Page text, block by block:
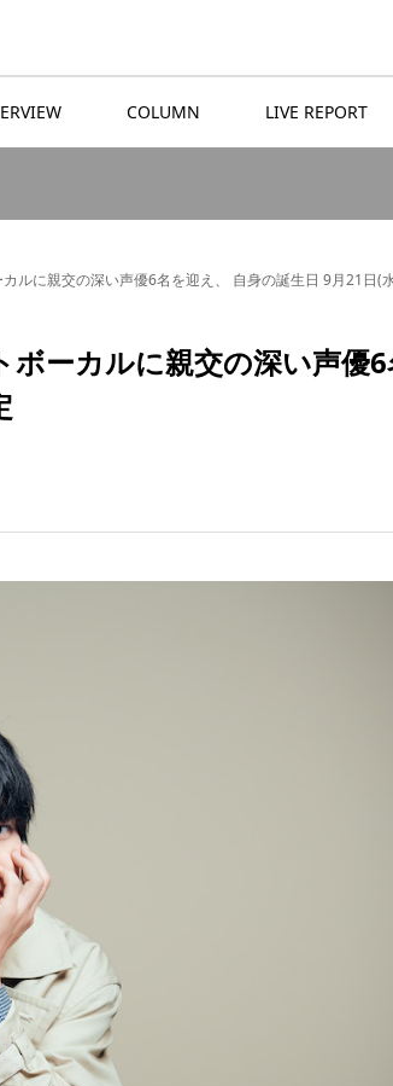
COLUMN LIVE REPORT
ルに親交の深い声優6名を迎え、 自身の誕生日 9月21日(
ーカルに親交の深い声優